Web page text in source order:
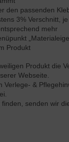
den passenden
3% Verschnitt,
mehr
Produkt
Produkt die
Webseite.
Verlege- &
senden wir